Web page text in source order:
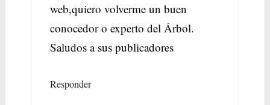
web,quiero volverme un buen
conocedor o experto del Árbol.
Saludos a sus publicadores
Responder